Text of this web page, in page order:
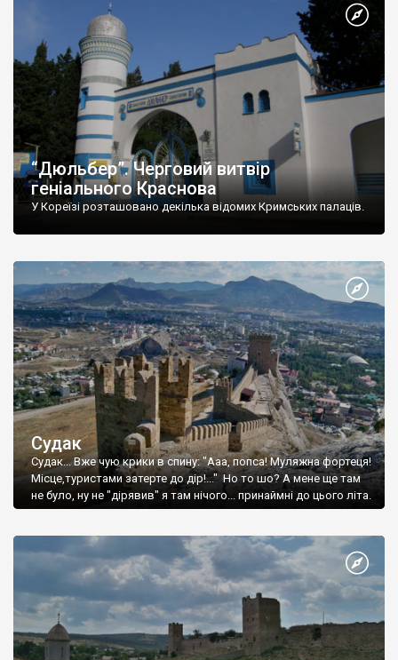
“Дюльбер”. Черговий витвір
геніального Краснова
У Кореїзі розташовано декілька відомих Кримських палаців.
Судак
Судак... Вже чую крики в спину: "Ааа, попса! Муляжна фортеця!
Місце,туристами затерте до дір!..." Но то шо? А мене ще там
не було, ну не "дірявив" я там нічого... принаймні до цього літа.